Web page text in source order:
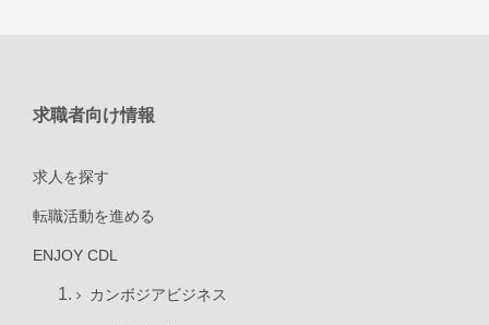
求職者向け情報
求人を探す
転職活動を進める
ENJOY CDL
カンボジアビジネス